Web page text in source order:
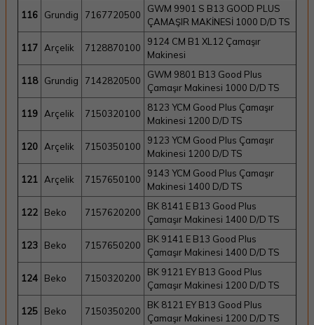
116 Grundig 7167720500
GWM 9901 S B13 GOOD PLUS
ÇAMAŞIR MAKİNESİ 1000 D/D TS
117 Arçelik 7128870100
9124 CM B1 XL12 Çamaşır
Makinesi
118 Grundig 7142820500
GWM 9801 B13 Good Plus
Çamaşır Makinesi 1000 D/D TS
119 Arçelik 7150320100
8123 YCM Good Plus Çamaşır
Makinesi 1200 D/D TS
120 Arçelik 7150350100
9123 YCM Good Plus Çamaşır
Makinesi 1200 D/D TS
121 Arçelik 7157650100
9143 YCM Good Plus Çamaşır
Makinesi 1400 D/D TS
122 Beko 7157620200
BK 8141 E B13 Good Plus
Çamaşır Makinesi 1400 D/D TS
123 Beko 7157650200
BK 9141 E B13 Good Plus
Çamaşır Makinesi 1400 D/D TS
124 Beko 7150320200
BK 9121 EY B13 Good Plus
Çamaşır Makinesi 1200 D/D TS
125 Beko 7150350200
BK 8121 EY B13 Good Plus
Çamaşır Makinesi 1200 D/D TS